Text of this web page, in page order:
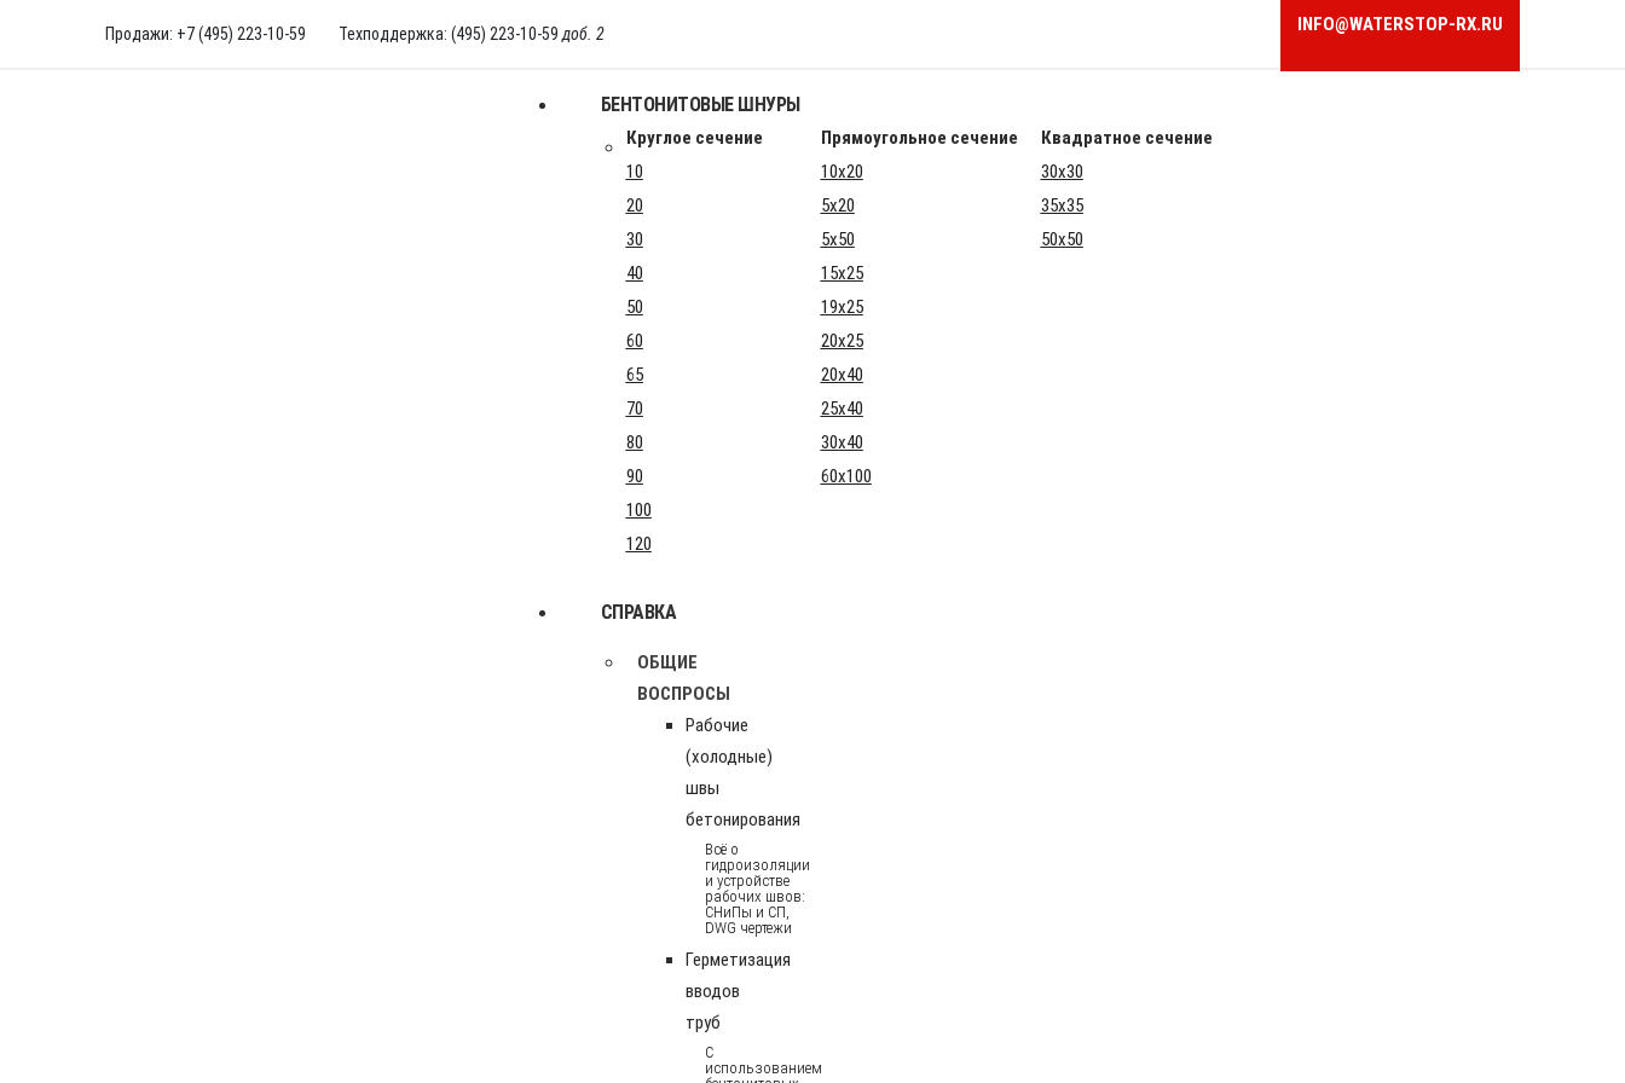
Продажи: +7 (495) 223-10-59 Техподдержка: (495) 223-10-59 доб. 2 INFO@WATERSTOP-RX.RU
БЕНТОНИТОВЫЕ ШНУРЫ
Круглое сечение Прямоугольное сечение
Квадратное сечение
10
10x20
30x30
20
5x20
35x35
30
5x50
50x50
40
15x25
50
19x25
60
20x25
65
20x40
70
25x40
80
30x40
90
60x100
100
120
СПРАВКА
ОБЩИЕ
ВОСПРОСЫ
Рабочие
(холодные)
швы
бетонирования
Всё о
гидроизоляции
и устройстве
рабочих швов:
СНиПы и СП,
DWG чертежи
Герметизация
вводов
труб
С
использованием